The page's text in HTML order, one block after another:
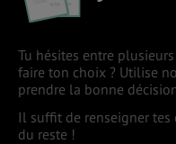
Tu hésites entre
faire ton choix ? Utilise
prendre la bonne
Il suffit de renseigner
du reste !